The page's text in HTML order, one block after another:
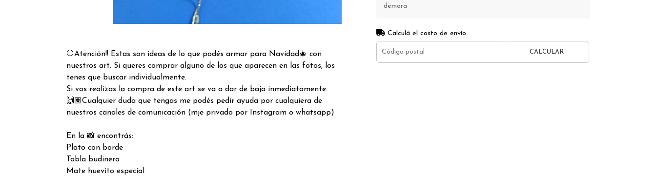
🛑Atención!! Estas son ideas de lo que podés armar para Navidad🎄 con
nuestros art. Si queres comprar alguno de los que aparecen en las fotos, los
tenes que buscar individualmente.
Si vos realizas la compra de este art se va a dar de baja inmediatamente.
🙌🏽Cualquier duda que tengas me podés pedir ayuda por cualquiera de
nuestros canales de comunicación (mje privado por Instagram o whatsapp)
En la 📸 encontrás:
Plato con borde
Tabla budinera
Mate huevito especial
demora
Calculá el costo de envío
CALCULAR